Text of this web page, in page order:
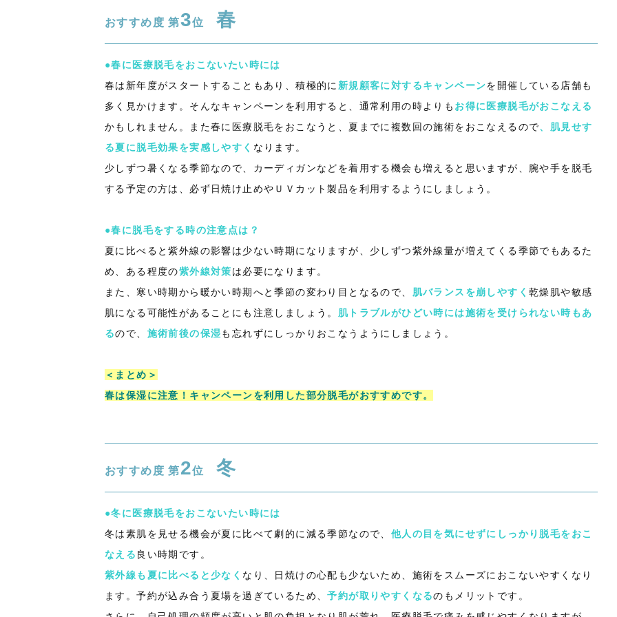
おすすめ度 第3位春
●春に医療脱毛をおこないたい時には
春は新年度がスタートすることもあり、積極的に新規顧客に対するキャンペーンを開催している店舗も
多く見かけます。そんなキャンペーンを利用すると、通常利用の時よりも お得に医療脱毛がおこなえる
かもしれません。また春に医療脱毛をおこなうと、夏までに複数回の施術をおこなえるので、肌見せす
る夏に脱毛効果を実感しやすく なります。
少しずつ暑くなる季節なので、カーディガンなどを着用する機会も増えると思いますが、腕や手を脱毛
する予定の方は、必ず日焼け止めやＵＶカット製品を利用するようにしましょう。
●春に脱毛をする時の注意点は？
夏に比べると紫外線の影響は少ない時期になりますが、少しずつ紫外線量が増えてくる季節でもあるた
め、ある程度の紫外線対策は必要になります。
また、寒い時期から暖かい時期へと季節の変わり目となるので、 肌バランスを崩しやすく乾燥肌や敏感
肌になる可能性があることにも注意しましょう。 肌トラブルがひどい時には施術を受けられない時もあ
るので、 施術前後の保湿も忘れずにしっかりおこなうようにしましょう。
＜まとめ＞
春は保湿に注意！キャンペーンを利用した部分脱毛がおすすめです。
おすすめ度 第2位冬
●冬に医療脱毛をおこないたい時には
冬は素肌を見せる機会が夏に比べて劇的に減る季節なので、 他人の目を気にせずにしっかり脱毛をおこ
なえる 良い時期です。
紫外線も夏に比べると少なく なり、日焼けの心配も少ないため、施術をスムーズにおこないやすくなり
ます。予約が込み合う夏場を過ぎているため、予約が取りやすくなるのもメリットです。